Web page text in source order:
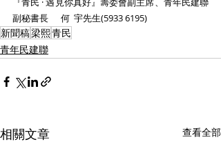
副秘書長      何  宇先生(5933 6195)
新聞稿梁熙青民
青年民建聯
相關文章 查看全部